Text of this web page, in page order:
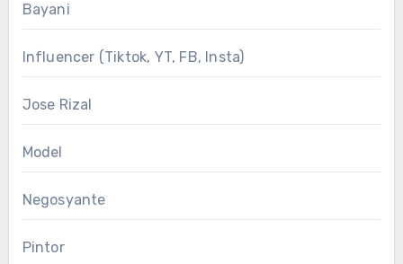
Bayani
Influencer (Tiktok, YT, FB, Insta)
Jose Rizal
Model
Negosyante
Pintor